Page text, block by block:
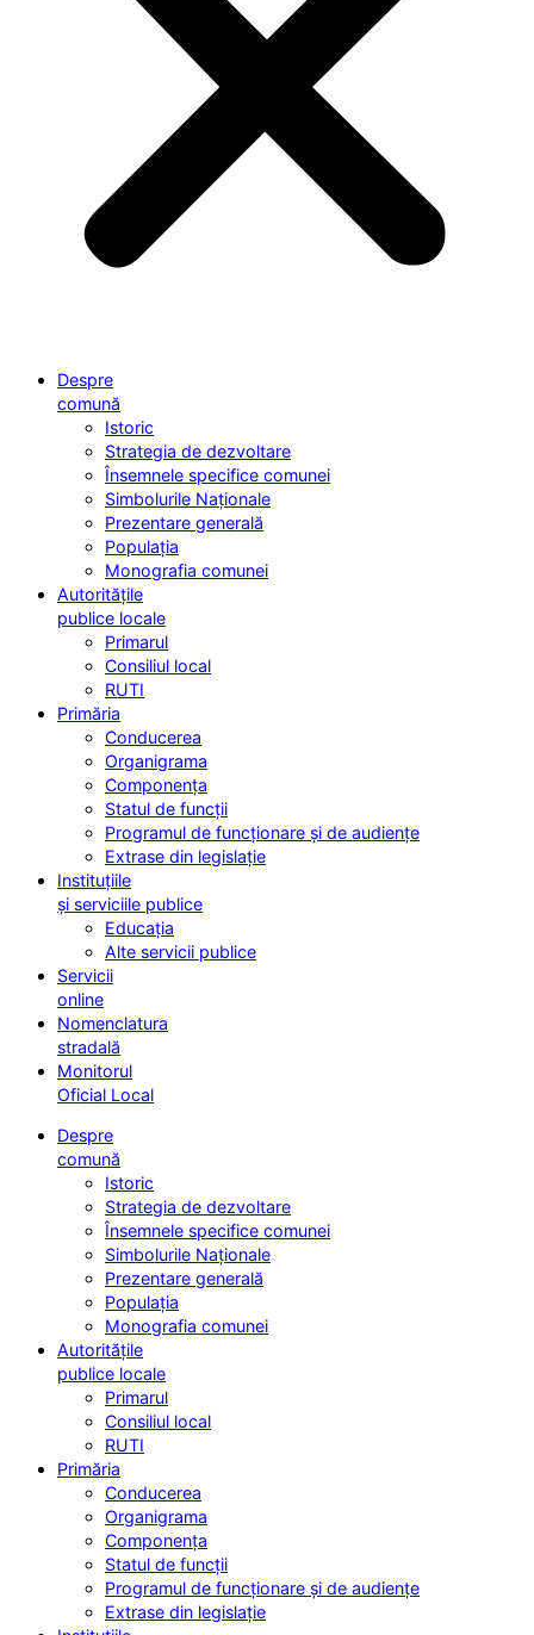
Despre
comună
Istoric
Strategia de dezvoltare
Însemnele specifice comunei
Simbolurile Naționale
Prezentare generală
Populația
Monografia comunei
Autoritățile
publice locale
Primarul
Consiliul local
RUTI
Primăria
Conducerea
Organigrama
Componența
Statul de funcții
Programul de funcționare și de audiențe
Extrase din legislație
Instituțiile
și serviciile publice
Educația
Alte servicii publice
Servicii
online
Nomenclatura
stradală
Monitorul
Oficial Local
Despre
comună
Istoric
Strategia de dezvoltare
Însemnele specifice comunei
Simbolurile Naționale
Prezentare generală
Populația
Monografia comunei
Autoritățile
publice locale
Primarul
Consiliul local
RUTI
Primăria
Conducerea
Organigrama
Componența
Statul de funcții
Programul de funcționare și de audiențe
Extrase din legislație